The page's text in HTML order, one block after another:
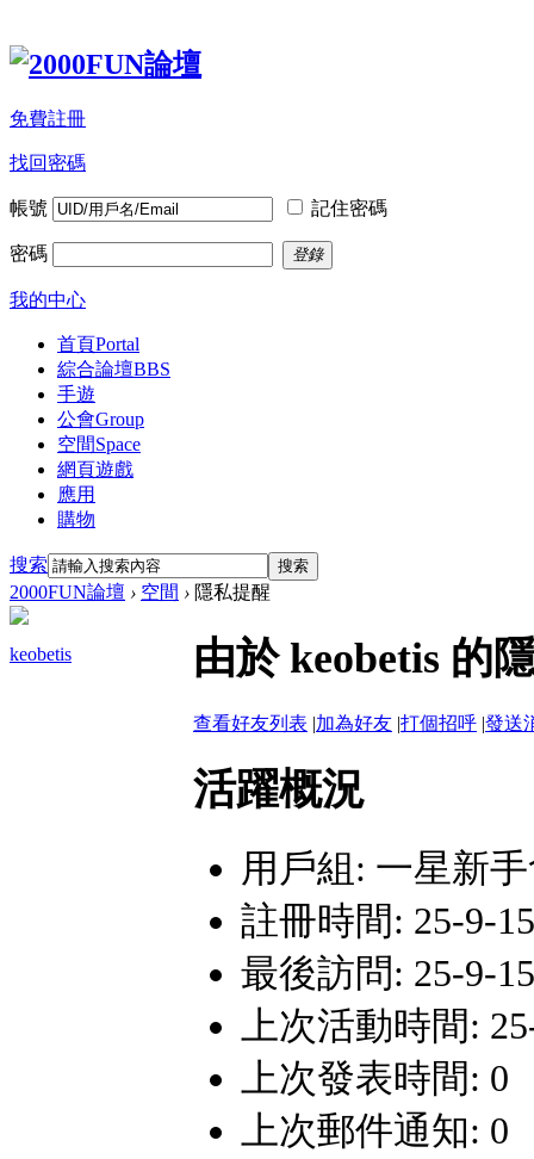
免費註冊
找回密碼
帳號 記住密碼
密碼 登錄
我的中心
首頁Portal
綜合論壇BBS
手遊
公會Group
空間Space
網頁遊戲
應用
購物
搜索 搜索
2000FUN論壇 › 空間 › 隱私提醒
keobetis 由於 keobetis 的
查看好友列表 |加為好友 |打個招呼 |發送
活躍概況
用戶組: 一星新
註冊時間: 25-9-
最後訪問: 25-9-
上次活動時間:
上次發表時間: 0
上次郵件通知: 0